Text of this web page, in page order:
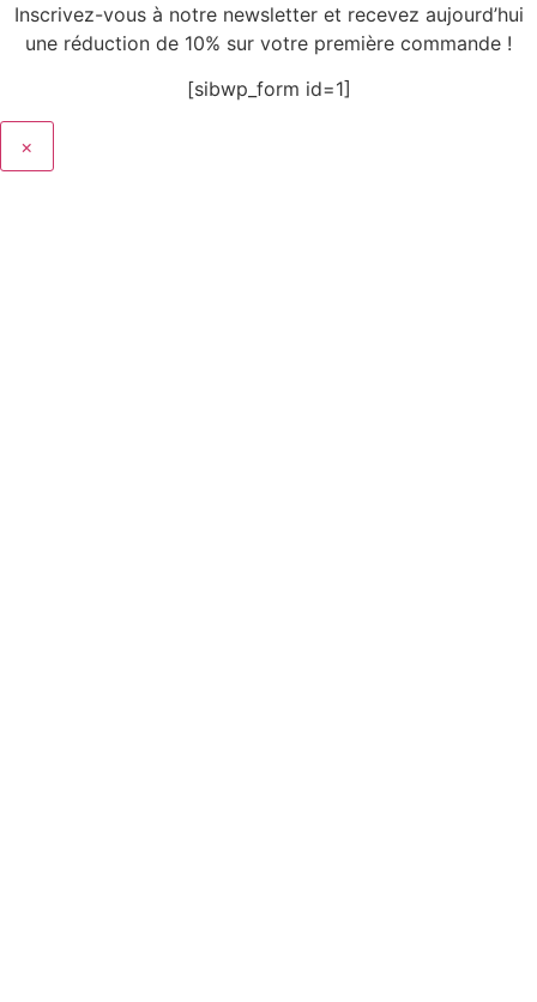
Inscrivez-vous à notre newsletter et recevez aujourd’hui
une réduction de 10% sur votre première commande !
[sibwp_form id=1]
×